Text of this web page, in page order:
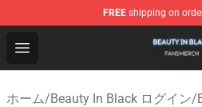
FREE shipping on
Open menu
Beauty In Black Shop -
ホーム/Beauty In Black ログイン/